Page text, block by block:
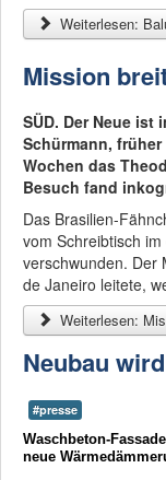
Weiterlesen:
Mission
SÜD. Der Neue ist
Schürmann,
Wochen das
Besuch fand
Das Brasilien-
vom Schreibtisch
verschwunden. Der
de Janeiro leitete,
Weiterlesen:
Neubau
#presse
Waschbeton-
neue